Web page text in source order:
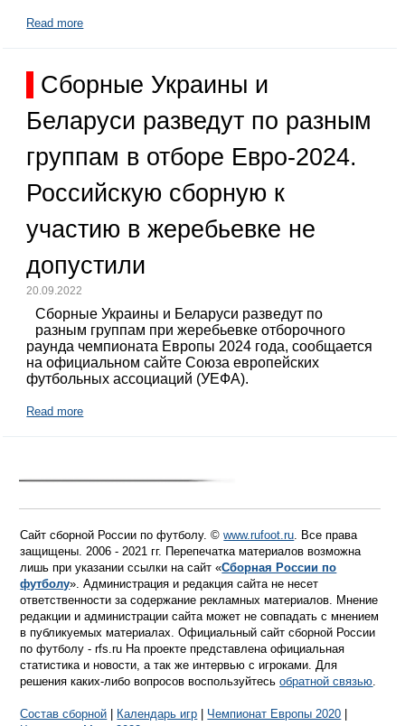
Read more
Сборные Украины и
Беларуси разведут по разным
группам в отборе Евро-2024.
Российскую сборную к
участию в жеребьевке не
допустили
20.09.2022
Сборные Украины и Беларуси разведут по
разным группам при жеребьевке отборочного
раунда чемпионата Европы 2024 года, сообщается
на официальном сайте Союза европейских
футбольных ассоциаций (УЕФА).
Read more
Сайт сборной России по футболу. ©www.rufoot.ru. Все права
защищены. 2006 - 2021 гг. Перепечатка материалов возможна
лишь при указании ссылки на сайт «Сборная России по
футболу». Администрация и редакция сайта не несет
ответственности за содержание рекламных материалов. Мнение
редакции и администрации сайта может не совпадать с мнением
в публикуемых материалах. Официальный сайт сборной России
по футболу - rfs.ru На проекте представлена официальная
статистика и новости, а так же интервью с игроками. Для
решения каких-либо вопросов воспользуйтесьобратной связью.
Состав сборной Календарь игр Чемпионат Европы 2020